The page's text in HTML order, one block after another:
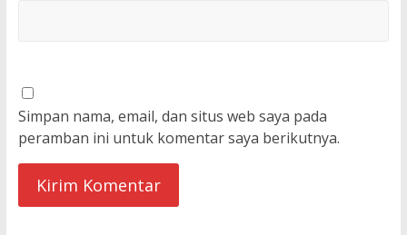
Simpan nama, email, dan situs web saya pada
peramban ini untuk komentar saya berikutnya.